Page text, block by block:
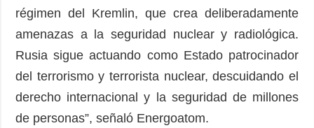
régimen del Kremlin, que crea deliberadamente
amenazas a la seguridad nuclear y radiológica.
Rusia sigue actuando como Estado patrocinador
del terrorismo y terrorista nuclear, descuidando el
derecho internacional y la seguridad de millones
de personas”, señaló Energoatom.